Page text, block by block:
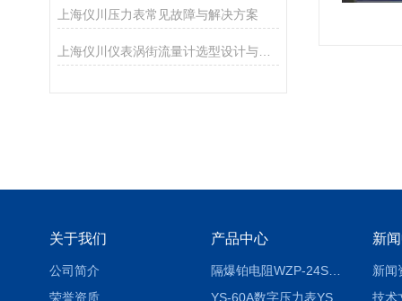
上海仪川压力表常见故障与解决方案
上海仪川仪表涡街流量计选型设计与整体解决方案
关于我们
公司简介
荣誉资质
产品中心
隔爆铂电阻WZP-24SA隔爆铂电阻WZP-24SA/Pt100
YS-60A数字压力表YS-60A
新
新闻
技术